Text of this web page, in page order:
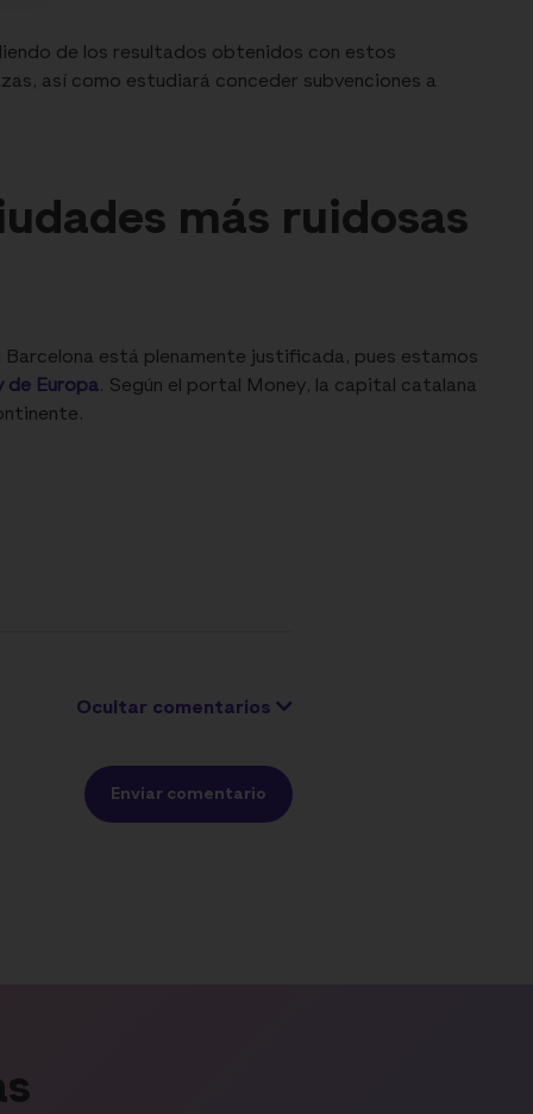
de los resultados obtenidos con estos
así como estudiará conceder subvenciones a
más ruidosas
está plenamente justificada, pues estamos
de Europa. Según el portal Money, la capital catalana
Ocultar comentarios
Enviar comentario